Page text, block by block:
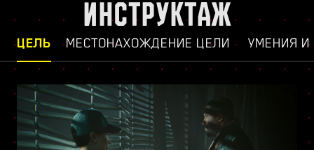
ИНСТРУКТАЖ
ЦЕЛЬ МЕСТОНАХОЖДЕНИЕ ЦЕЛИ УМЕНИЯ